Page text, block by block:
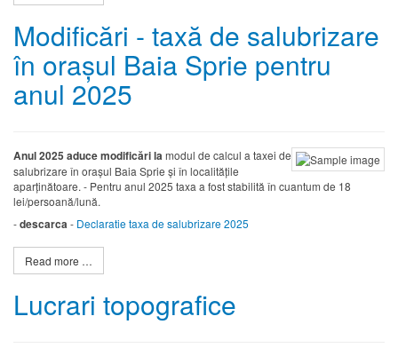
Modificări - taxă de salubrizare
în orașul Baia Sprie pentru
anul 2025
Anul 2025 aduce modificări la modul de calcul a taxei de
salubrizare în orașul Baia Sprie și în localitățile
aparținătoare. - Pentru anul 2025 taxa a fost stabilită în cuantum de 18
lei/persoană/lună.
-descarca- Declaratie taxa de salubrizare 2025
Read more …
Lucrari topografice